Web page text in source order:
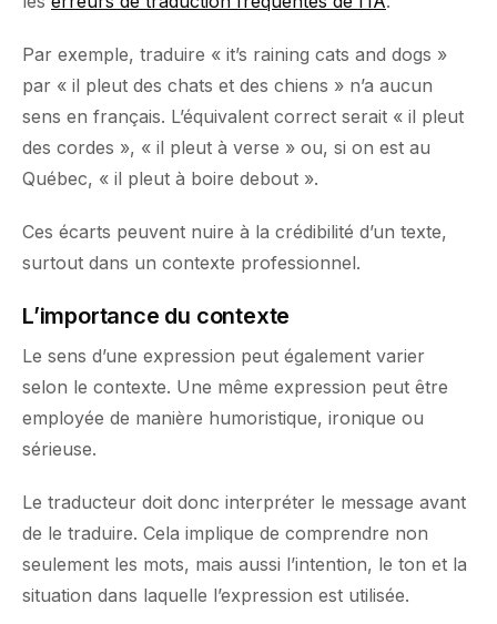
Par exemple, traduire « it’s raining cats and dogs »
par « il pleut des chats et des chiens » n’a aucun
sens en français. L’équivalent correct serait « il pleut
des cordes », « il pleut à verse » ou, si on est au
Québec, « il pleut à boire debout ».
Ces écarts peuvent nuire à la crédibilité d’un texte,
surtout dans un contexte professionnel.
L’importance du contexte
Le sens d’une expression peut également varier
selon le contexte. Une même expression peut être
employée de manière humoristique, ironique ou
sérieuse.
Le traducteur doit donc interpréter le message avant
de le traduire. Cela implique de comprendre non
seulement les mots, mais aussi l’intention, le ton et la
situation dans laquelle l’expression est utilisée.